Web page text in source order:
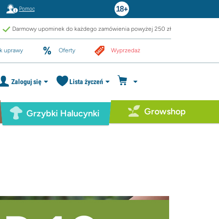
Pomoc
Darmowy upominek do każdego zamówienia powyżej 250 zł
uprawy Oferty Wyprzedaż
Zaloguj się Lista życzeń
Grzybki Halucynki Growshop